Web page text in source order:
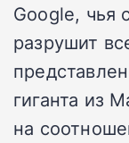
Google, чья
разрушит
гиганта из
на